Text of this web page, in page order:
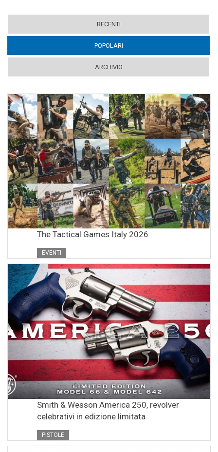
RECENTI
POPOLARI
ARCHIVIO
The Tactical Games Italy 2026
EVENTI
Smith & Wesson America 250, revolver
celebrativi in edizione limitata
PISTOLE